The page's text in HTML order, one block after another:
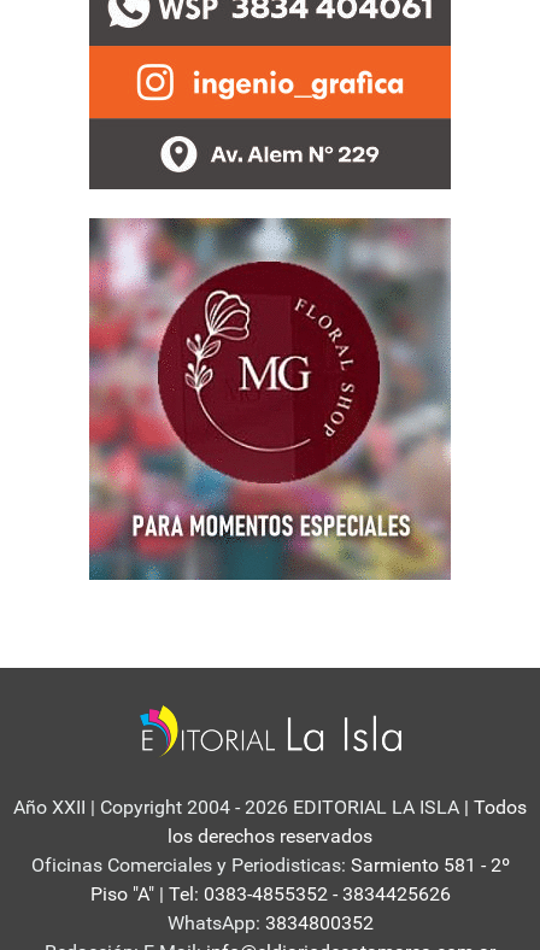
Año XXII | Copyright 2004 - 2026 EDITORIAL LA ISLA | Todos
los derechos reservados
Oficinas Comerciales y Periodisticas: Sarmiento 581 - 2º
Piso "A" | Tel: 0383-4855352 - 3834425626
WhatsApp: 3834800352